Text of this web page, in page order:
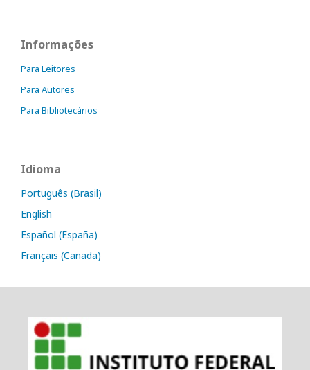
Informações
Para Leitores
Para Autores
Para Bibliotecários
Idioma
Português (Brasil)
English
Español (España)
Français (Canada)